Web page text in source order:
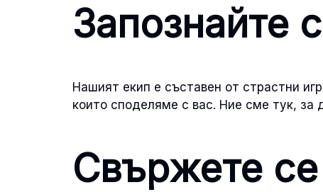
Запознайте
Нашият екип е съставен от страстни
които споделяме с вас. Ние сме тук, за
Свържете